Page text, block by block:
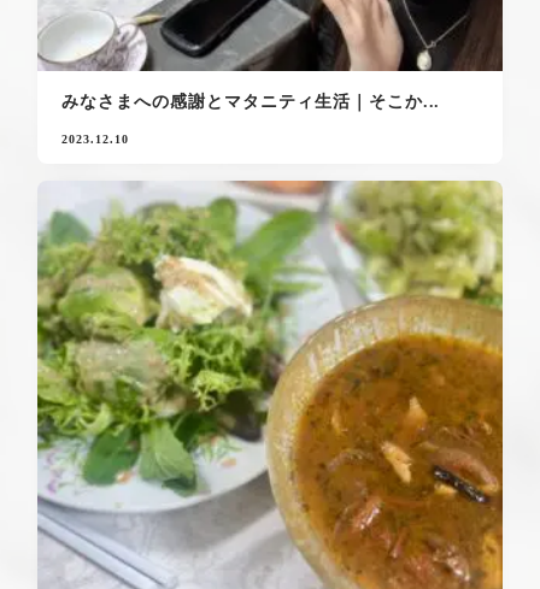
みなさまへの感謝とマタニティ生活｜そこか...
2023.12.10